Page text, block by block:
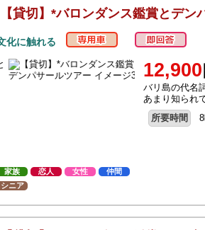
【貸切】*バロンダンス鑑賞とデン
化に触れる
家族 恋人 女性
仲間
シニア
12,900
バリ島の代名
あまり知られ
所要時間